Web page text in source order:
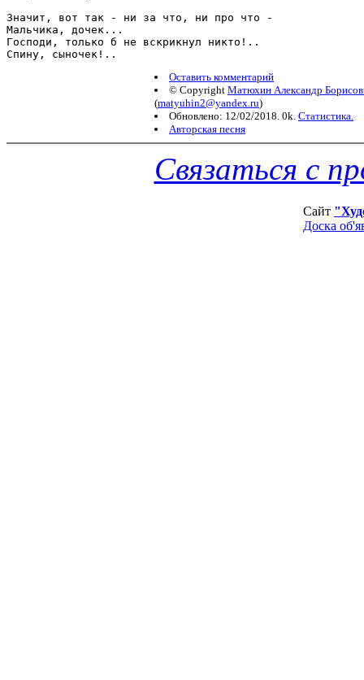
Значит, вот так - ни за что, ни про что -
Мальчика, дочек...
Господи, только б не вскрикнул никто!..
Оставить комментарий
© Copyright Матюхин Александр
(matyuhin2@yandex.ru)
Обновлено: 12/02/2018. 0k. Статистика.
Авторская песня
Связаться с
Сайт
Доска